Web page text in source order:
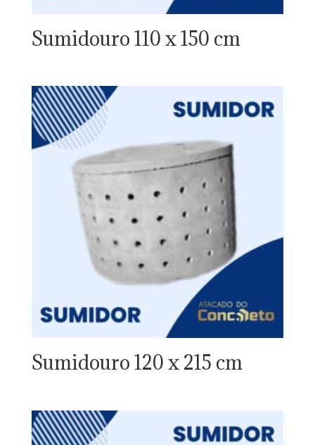
Sumidouro 110 x 150 cm
Sumidouro 120 x 215 cm